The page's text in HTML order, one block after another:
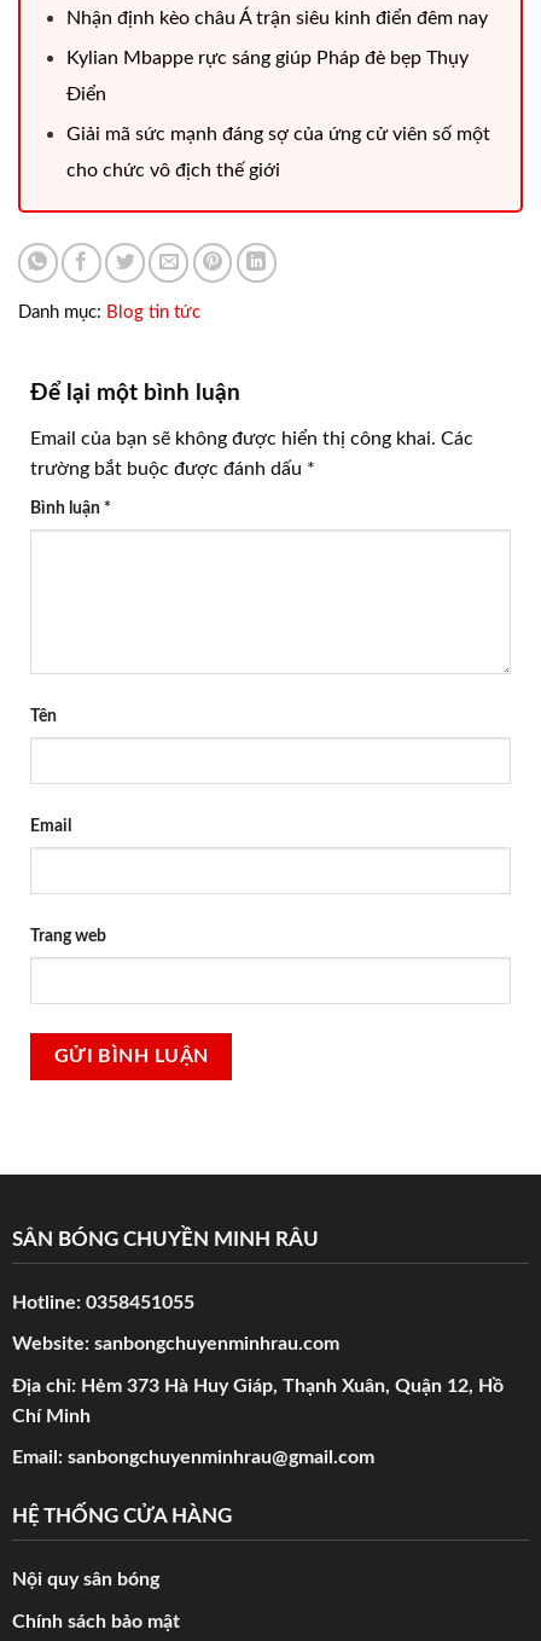
Nhận định kèo châu Á trận siêu kinh điển đêm nay
Kylian Mbappe rực sáng giúp Pháp đè bẹp Thụy
Điển
Giải mã sức mạnh đáng sợ của ứng cử viên số một
cho chức vô địch thế giới
Danh mục: Blog tin tức
Để lại một bình luận
Email của bạn sẽ không được hiển thị công khai. Các
trường bắt buộc được đánh dấu *
Bình luận *
Tên
Email
Trang web
SÂN BÓNG CHUYỀN MINH RÂU
Hotline: 0358451055
Website: sanbongchuyenminhrau.com
Địa chỉ: Hẻm 373 Hà Huy Giáp, Thạnh Xuân, Quận 12, Hồ
Chí Minh
Email: sanbongchuyenminhrau@gmail.com
HỆ THỐNG CỬA HÀNG
Nội quy sân bóng
Chính sách bảo mật